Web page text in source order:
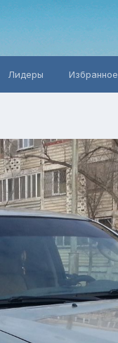
Лидеры Избранное